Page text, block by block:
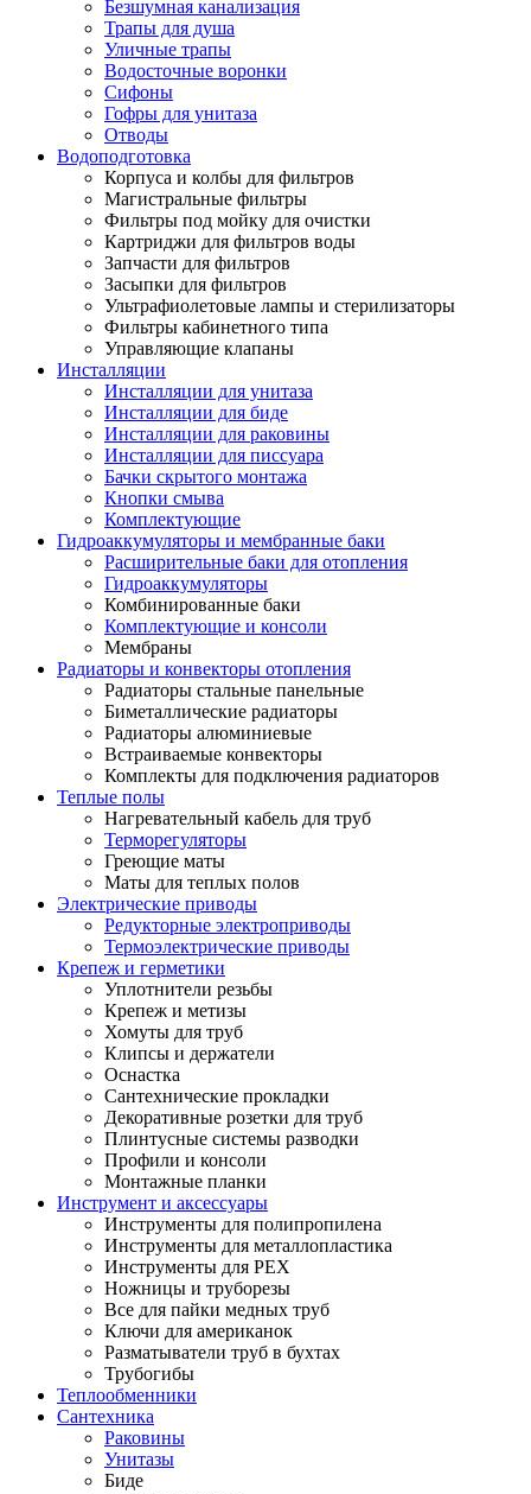
Безшумная канализация
Трапы для душа
Уличные трапы
Водосточные воронки
Сифоны
Гофры для унитаза
Отводы
Водоподготовка
Корпуса и колбы для фильтров
Магистральные фильтры
Фильтры под мойку для очистки
Картриджи для фильтров воды
Запчасти для фильтров
Засыпки для фильтров
Ультрафиолетовые лампы и стерилизаторы
Фильтры кабинетного типа
Управляющие клапаны
Инсталляции
Инсталляции для унитаза
Инсталляции для биде
Инсталляции для раковины
Инсталляции для писсуара
Бачки скрытого монтажа
Кнопки смыва
Комплектующие
Гидроаккумуляторы и мембранные баки
Расширительные баки для отопления
Гидроаккумуляторы
Комбинированные баки
Комплектующие и консоли
Мембраны
Радиаторы и конвекторы отопления
Радиаторы стальные панельные
Биметаллические радиаторы
Радиаторы алюминиевые
Встраиваемые конвекторы
Комплекты для подключения радиаторов
Теплые полы
Нагревательный кабель для труб
Терморегуляторы
Греющие маты
Маты для теплых полов
Электрические приводы
Редукторные электроприводы
Термоэлектрические приводы
Крепеж и герметики
Уплотнители резьбы
Крепеж и метизы
Хомуты для труб
Клипсы и держатели
Оснастка
Сантехнические прокладки
Декоративные розетки для труб
Плинтусные системы разводки
Профили и консоли
Монтажные планки
Инструмент и аксессуары
Инструменты для полипропилена
Инструменты для металлопластика
Инструменты для PEX
Ножницы и труборезы
Все для пайки медных труб
Ключи для американок
Разматыватели труб в бухтах
Трубогибы
Теплообменники
Сантехника
Раковины
Унитазы
Биде